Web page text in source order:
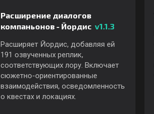
Расширение диалогов
компаньонов - Йордис v1.1.3
Расширяет Йордис, добавляя ей
191 озвученных реплик,
соответствующих лору. Включает
сюжетно-ориентированные
взаимодействия, осведомленность
о квестах и локациях.